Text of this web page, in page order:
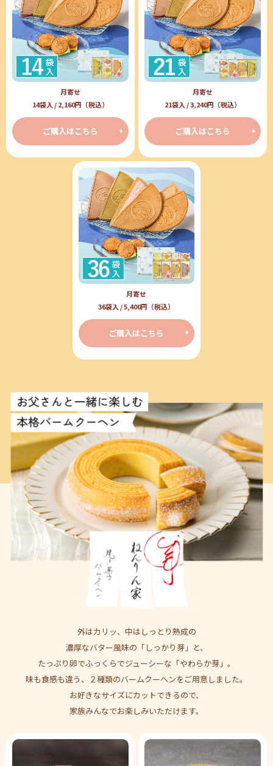
月寄せ
14袋入 / 2,160円（税込）
ご購入はこちら
月寄せ
21袋入 / 3,240円（税込）
ご購入はこちら
月寄せ
36袋入 / 5,400円（税込）
ご購入はこちら
外はカリッ、中はしっとり熟成の
濃厚なバター風味の「しっかり芽」と、
たっぷり卵でふっくらでジューシーな「やわらか芽」。
味も食感も違う、２種類のバームクーヘンをご用意しました。
お好きなサイズにカットできるので、
家族みんなでお楽しみいただけます。